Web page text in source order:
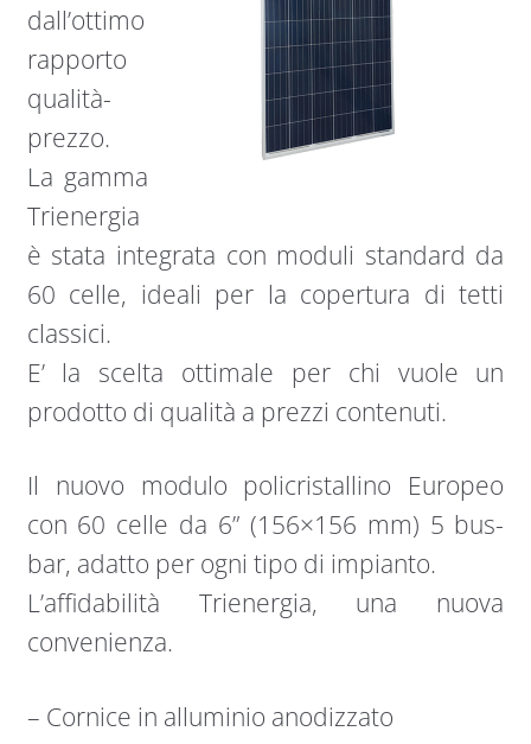
dall’ottimo
rapporto
qualità-
prezzo.
La gamma
Trienergia
è stata integrata con moduli standard da
60 celle, ideali per la copertura di tetti
classici.
E’ la scelta ottimale per chi vuole un
prodotto di qualità a prezzi contenuti.
Il nuovo modulo policristallino Europeo
con 60 celle da 6” (156×156 mm) 5 bus-
bar, adatto per ogni tipo di impianto.
L’affidabilità Trienergia, una nuova
convenienza.
– Cornice in alluminio anodizzato